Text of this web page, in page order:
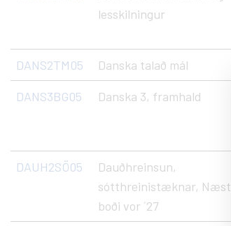
lesskilningur
DANS2TM05 Danska talað mál
DANS3BG05 Danska 3, framhald
DAUH2SÖ05
Dauðhreinsun,
sótthreinistæknar, Næst í
boði vor ´27